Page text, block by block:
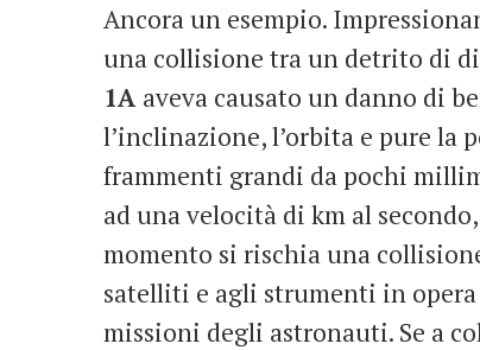
Ancora un esempio.
una collisione tra un detrito di
1A aveva causato un danno di
l’inclinazione, l’orbita e pure
frammenti grandi da pochi
ad una velocità di km al
momento si rischia una
satelliti e agli strumenti in
missioni degli astronauti. Se a